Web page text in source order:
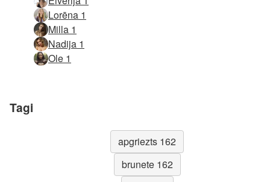
Lorēna 1
Milla 1
Nadija 1
Ole 1
Tagi
apgriezts 162
brunete 162